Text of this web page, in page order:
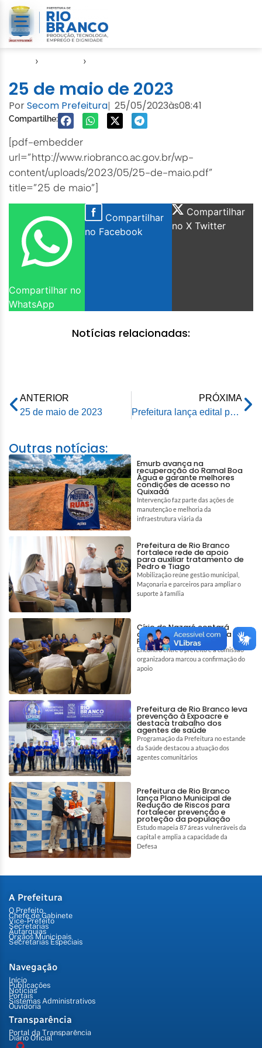
› ›
25 de maio de 2023
PorSecom Prefeitura| 25/05/2023às08:41
Compartilhe:
[pdf-embedder
url=”http://www.riobranco.ac.gov.br/wp-
content/uploads/2023/05/25-de-maio.pdf”
title=”25 de maio”]
Compartilhar no
WhatsApp
Compartilhar
no Facebook
Compartilhar
no X Twitter
Notícias relacionadas:
ANTERIOR
25 de maio de 2023
PRÓXIMA
Prefeitura lança edital para 15º Circuito Junino de Rio Branco
Outras notícias:
Emurb avança na
recuperação do Ramal Boa
Água e garante melhores
condições de acesso no
Quixadá
Intervenção faz parte das ações de
manutenção e melhoria da
infraestrutura viária da
Prefeitura de Rio Branco
fortalece rede de apoio
para auxiliar tratamento de
Pedro e Tiago
Mobilização reúne gestão municipal,
Maçonaria e parceiros para ampliar o
suporte à família
Círio de Nazaré contará
com apoio da Prefeitura de
Rio Branco
Encontro entre o prefeito e a comissão
organizadora marcou a confirmação do
apoio
Prefeitura de Rio Branco leva
prevenção à Expoacre e
destaca trabalho dos
agentes de saúde
Programação da Prefeitura no estande
da Saúde destacou a atuação dos
agentes comunitários
Prefeitura de Rio Branco
lança Plano Municipal de
Redução de Riscos para
fortalecer prevenção e
proteção da população
Estudo mapeia 87 áreas vulneráveis da
capital e amplia a capacidade da
Defesa
A Prefeitura
O Prefeito
Chefe de Gabinete
Vice-Prefeito
Secretarias
Autarquias
Órgãos Municipais
Secretarias Especiais
Navegação
Início
Publicações
Notícias
Portais
Sistemas Administrativos
Ouvidoria
Transparência
Portal da Transparência
Diário Oficial